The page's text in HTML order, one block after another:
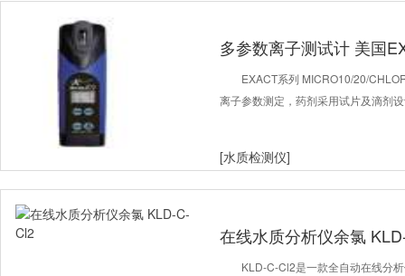
多参数离子测试计 美国
EXACT系列 MICRO10/20/
离子参数测定，药剂采用试片及滴剂
[水质检测仪]
在线水质分析仪余氯
KLD-C-Cl2是一款全自动在线分